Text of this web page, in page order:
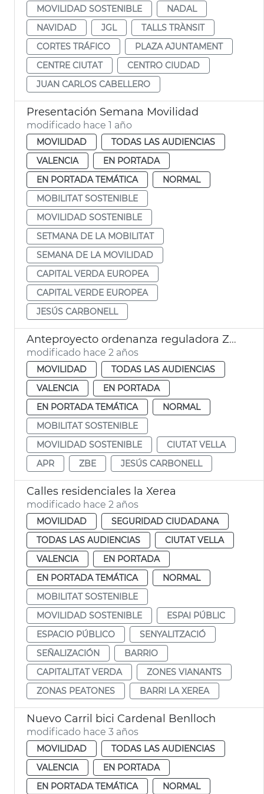
MOVILIDAD SOSTENIBLE
NADAL
NAVIDAD
JGL
TALLS TRÀNSIT
CORTES TRÁFICO
PLAZA AJUNTAMENT
CENTRE CIUTAT
CENTRO CIUDAD
JUAN CARLOS CABELLERO
Presentación Semana Movilidad
modificado hace 1 año
MOVILIDAD
TODAS LAS AUDIENCIAS
VALENCIA
EN PORTADA
EN PORTADA TEMÁTICA
NORMAL
MOBILITAT SOSTENIBLE
MOVILIDAD SOSTENIBLE
SETMANA DE LA MOBILITAT
SEMANA DE LA MOVILIDAD
CAPITAL VERDA EUROPEA
CAPITAL VERDE EUROPEA
JESÚS CARBONELL
Anteproyecto ordenanza reguladora ZBE
modificado hace 2 años
MOVILIDAD
TODAS LAS AUDIENCIAS
VALENCIA
EN PORTADA
EN PORTADA TEMÁTICA
NORMAL
MOBILITAT SOSTENIBLE
MOVILIDAD SOSTENIBLE
CIUTAT VELLA
APR
ZBE JESÚS CARBONELL
Calles residenciales la Xerea
modificado hace 2 años
MOVILIDAD
SEGURIDAD CIUDADANA
TODAS LAS AUDIENCIAS
CIUTAT VELLA
VALENCIA
EN PORTADA
EN PORTADA TEMÁTICA
NORMAL
MOBILITAT SOSTENIBLE
MOVILIDAD SOSTENIBLE
ESPAI PÚBLIC
ESPACIO PÚBLICO
SENYALITZACIÓ
SEÑALIZACIÓN
BARRIO
CAPITALITAT VERDA
ZONES VIANANTS
ZONAS PEATONES
BARRI LA XEREA
Nuevo Carril bici Cardenal Benlloch
modificado hace 3 años
MOVILIDAD
TODAS LAS AUDIENCIAS
VALENCIA
EN PORTADA
EN PORTADA TEMÁTICA
NORMAL